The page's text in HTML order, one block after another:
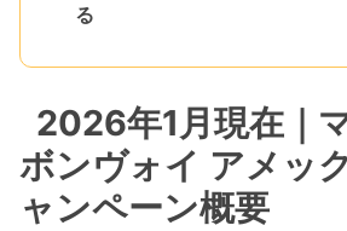
る
2026年1月現在｜
ボンヴォイ アメッ
ャンペーン概要